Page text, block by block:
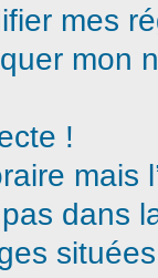
mes
mon
!
mais
dans